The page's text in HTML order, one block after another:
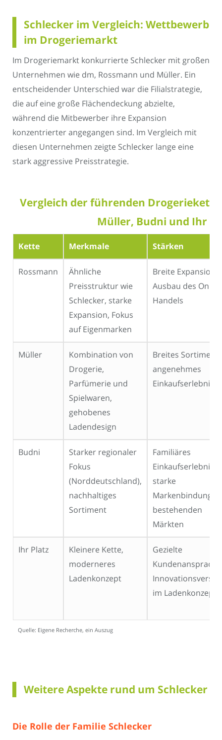
Schlecker im Vergleich: Wettbewerb
im Drogeriemarkt
Im Drogeriemarkt konkurrierte Schlecker mit großen
Unternehmen wie dm, Rossmann und Müller. Ein
entscheidender Unterschied war die Filialstrategie,
die auf eine große Flächendeckung abzielte,
während die Mitbewerber ihre Expansion
konzentrierter angegangen sind. Im Vergleich mit
diesen Unternehmen zeigte Schlecker lange eine
stark aggressive Preisstrategie.
Vergleich der führenden
Müller, Budni und Ihr
Kette Merkmale Stärken
Rossmann
Ähnliche
Preisstruktur wie
Schlecker, starke
Expansion, Fokus
auf Eigenmarken
Breite Expansion,
Ausbau des
Handels
Müller
Kombination von
Drogerie,
Parfümerie und
Spielwaren,
gehobenes
Ladendesign
Breites Sortiment,
angenehmes
Einkaufserlebnis
Budni
Starker regionaler
Fokus
(Norddeutschland),
nachhaltiges
Sortiment
Familiäres
Einkaufserlebnis,
starke
Markenbindung in
bestehenden
Märkten
Ihr Platz
Kleinere Kette,
moderneres
Ladenkonzept
Gezielte
im Ladenkonzept
Quelle: Eigene Recherche, ein Auszug
Weitere Aspekte rund um Schlecker
Die Rolle der Familie Schlecker